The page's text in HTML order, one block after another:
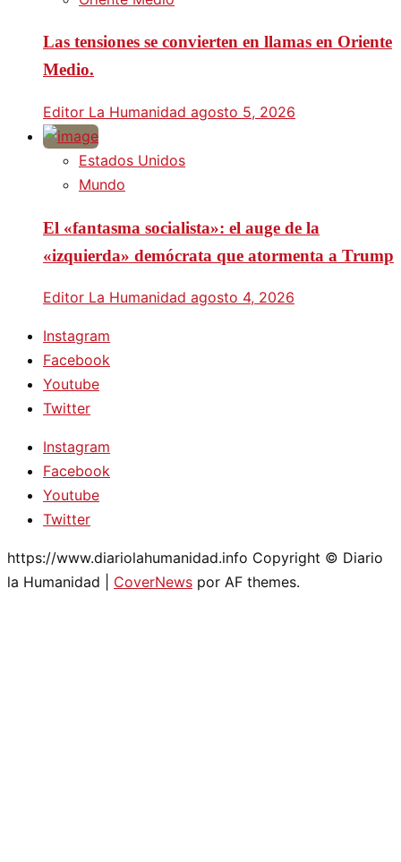
Las tensiones se convierten en llamas en Oriente
Medio.
Editor La Humanidad agosto 5, 2026
Estados Unidos
Mundo
El «fantasma socialista»: el auge de la
«izquierda» demócrata que atormenta a Trump
Editor La Humanidad agosto 4, 2026
Instagram
Facebook
Youtube
Twitter
Instagram
Facebook
Youtube
Twitter
https://www.diariolahumanidad.info Copyright © Diario
la Humanidad
CoverNews por AF themes.